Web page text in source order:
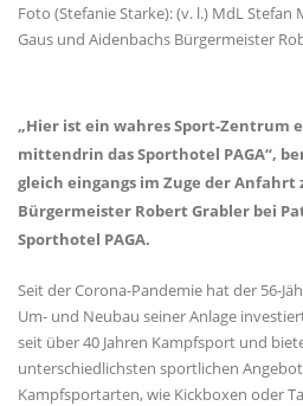
Foto (Stefanie Starke): (v. l.) MdL
Gaus und Aidenbachs Bürgermeister
Hier ist ein wahres Sport-Zentrum
mittendrin das Sporthotel PAGA“,
gleich eingangs im Zuge der
Bürgermeister Robert Grabler bei
Sporthotel PAGA.
Seit der Corona-Pandemie hat der 56-
Um- und Neubau seiner Anlage
seit über 40 Jahren Kampfsport und
unterschiedlichsten sportlichen
Kampfsportarten, wie Kickboxen oder